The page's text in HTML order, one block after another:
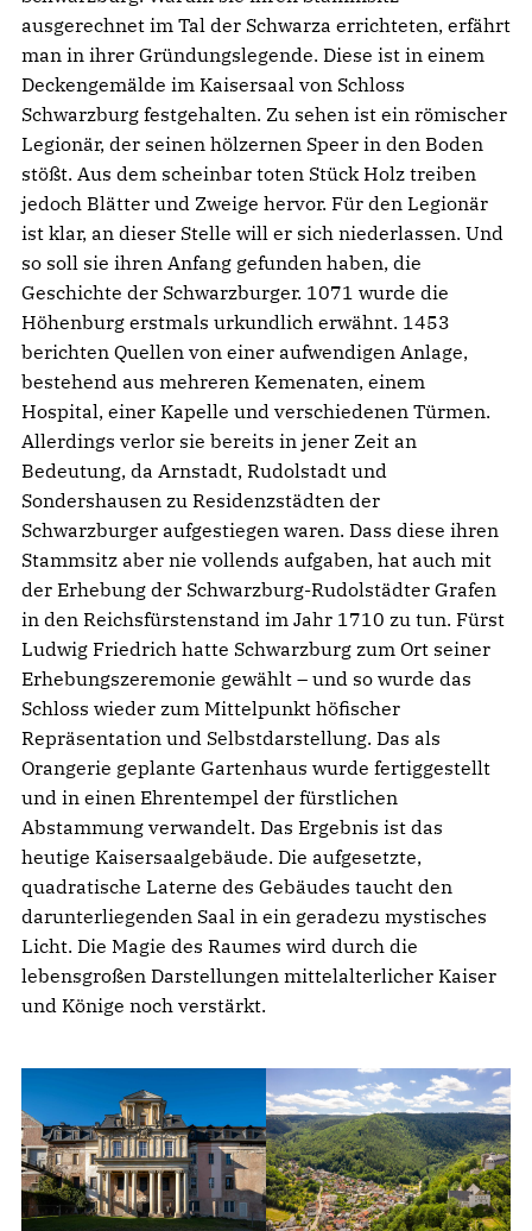
ausgerechnet im Tal der Schwarza errichteten, erfährt
man in ihrer Gründungslegende. Diese ist in einem
Deckengemälde im Kaisersaal von Schloss
Schwarzburg festgehalten. Zu sehen ist ein römischer
Legionär, der seinen hölzernen Speer in den Boden
stößt. Aus dem scheinbar toten Stück Holz treiben
jedoch Blätter und Zweige hervor. Für den Legionär
ist klar, an dieser Stelle will er sich niederlassen. Und
so soll sie ihren Anfang gefunden haben, die
Geschichte der Schwarzburger. 1071 wurde die
Höhenburg erstmals urkundlich erwähnt. 1453
berichten Quellen von einer aufwendigen Anlage,
bestehend aus mehreren Kemenaten, einem
Hospital, einer Kapelle und verschiedenen Türmen.
Allerdings verlor sie bereits in jener Zeit an
Bedeutung, da Arnstadt, Rudolstadt und
Sondershausen zu Residenzstädten der
Schwarzburger aufgestiegen waren. Dass diese ihren
Stammsitz aber nie vollends aufgaben, hat auch mit
der Erhebung der Schwarzburg-Rudolstädter Grafen
in den Reichsfürstenstand im Jahr 1710 zu tun. Fürst
Ludwig Friedrich hatte Schwarzburg zum Ort seiner
Erhebungszeremonie gewählt – und so wurde das
Schloss wieder zum Mittelpunkt höfischer
Repräsentation und Selbstdarstellung. Das als
Orangerie geplante Gartenhaus wurde fertiggestellt
und in einen Ehrentempel der fürstlichen
Abstammung verwandelt. Das Ergebnis ist das
heutige Kaisersaalgebäude. Die aufgesetzte,
quadratische Laterne des Gebäudes taucht den
darunterliegenden Saal in ein geradezu mystisches
Licht. Die Magie des Raumes wird durch die
lebensgroßen Darstellungen mittelalterlicher Kaiser
und Könige noch verstärkt.